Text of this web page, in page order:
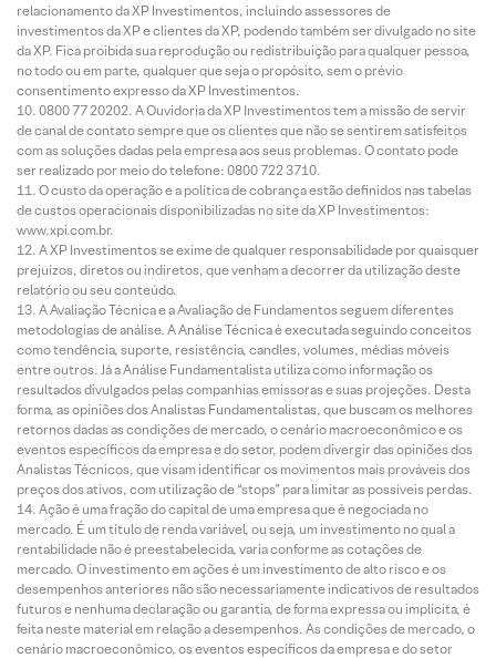
relacionamento da XP Investimentos, incluindo assessores de
investimentos da XP e clientes da XP, podendo também ser divulgado no site
da XP. Fica proibida sua reprodução ou redistribuição para qualquer pessoa,
no todo ou em parte, qualquer que seja o propósito, sem o prévio
consentimento expresso da XP Investimentos.
0800 77 20202. A Ouvidoria da XP Investimentos tem a missão de servir
de canal de contato sempre que os clientes que não se sentirem satisfeitos
com as soluções dadas pela empresa aos seus problemas. O contato pode
ser realizado por meio do telefone: 0800 722 3710.
O custo da operação e a política de cobrança estão definidos nas tabelas
de custos operacionais disponibilizadas no site da XP Investimentos:
www.xpi.com.br.
A XP Investimentos se exime de qualquer responsabilidade por quaisquer
prejuízos, diretos ou indiretos, que venham a decorrer da utilização deste
relatório ou seu conteúdo.
A Avaliação Técnica e a Avaliação de Fundamentos seguem diferentes
metodologias de análise. A Análise Técnica é executada seguindo conceitos
como tendência, suporte, resistência, candles, volumes, médias móveis
entre outros. Já a Análise Fundamentalista utiliza como informação os
resultados divulgados pelas companhias emissoras e suas projeções. Desta
forma, as opiniões dos Analistas Fundamentalistas, que buscam os melhores
retornos dadas as condições de mercado, o cenário macroeconômico e os
eventos específicos da empresa e do setor, podem divergir das opiniões dos
Analistas Técnicos, que visam identificar os movimentos mais prováveis dos
preços dos ativos, com utilização de “stops” para limitar as possíveis perdas.
Ação é uma fração do capital de uma empresa que é negociada no
mercado. É um título de renda variável, ou seja, um investimento no qual a
rentabilidade não é preestabelecida, varia conforme as cotações de
mercado. O investimento em ações é um investimento de alto risco e os
desempenhos anteriores não são necessariamente indicativos de resultados
futuros e nenhuma declaração ou garantia, de forma expressa ou implícita, é
feita neste material em relação a desempenhos. As condições de mercado, o
cenário macroeconômico, os eventos específicos da empresa e do setor